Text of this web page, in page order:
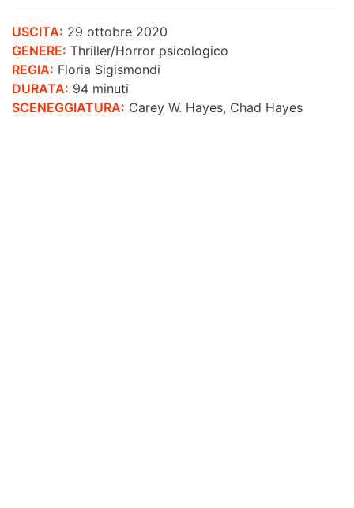
USCITA: 29 ottobre 2020
GENERE: Thriller/Horror psicologico
REGIA: Floria Sigismondi
DURATA: 94 minuti
SCENEGGIATURA: Carey W. Hayes, Chad Hayes